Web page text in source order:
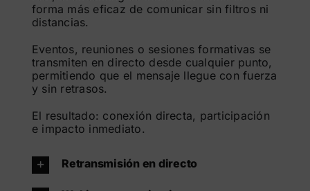
forma más eficaz de comunicar sin filtros ni
distancias.
Eventos, reuniones o sesiones formativas se
transmiten en directo desde cualquier punto,
permitiendo que el mensaje llegue con fuerza
y sin retrasos.
El resultado: conexión directa, participación
e impacto inmediato.
Retransmisión en directo